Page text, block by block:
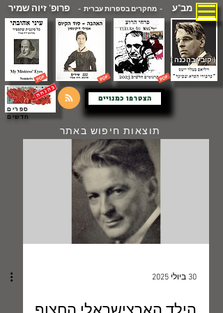
מב"ע - מחקרים בספרות עברית -פרופ' זיוה שמיר
( קובץ בהכנה )
הצטרפו כמנויים
ספרים
חדשים
תוצאות חיפוש באתר
30 ביולי 2025